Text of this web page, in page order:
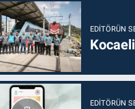
EDITÖRÜN
EDITÖRÜN